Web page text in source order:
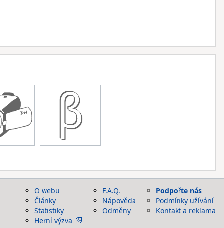
O webu
Články
Statistiky
Herní výzva
F.A.Q.
Nápověda
Odměny
Podpořte nás
Podmínky užívání
Kontakt a reklama